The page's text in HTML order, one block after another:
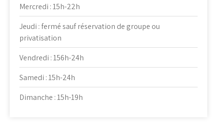
Mercredi : 15h-22h
Jeudi : fermé sauf réservation de groupe ou
privatisation
Vendredi : 156h-24h
Samedi : 15h-24h
Dimanche : 15h-19h